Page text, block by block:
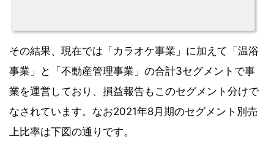
その結果、現在では「カラオケ事業」に加えて「温浴
事業」と「不動産管理事業」の合計3セグメントで事
業を運営しており、損益報告もこのセグメント分けで
なされています。なお2021年8月期のセグメント別売
上比率は下図の通りです。